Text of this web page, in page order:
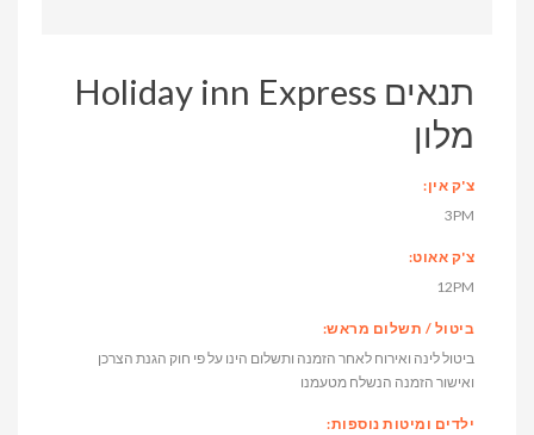
תנאים Holiday inn Express
מלון
צ'ק אין:
3PM
צ'ק אאוט:
12PM
ביטול / תשלום מראש:
ביטול לינה ואירוח לאחר הזמנה ותשלום הינו על פי חוק הגנת הצרכן
ואישור הזמנה הנשלח מטעמנו
ילדים ומיטות נוספות: